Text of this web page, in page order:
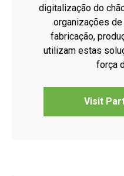
digitalização do
organizações
fabricação,
utilizam estas
força
Visit